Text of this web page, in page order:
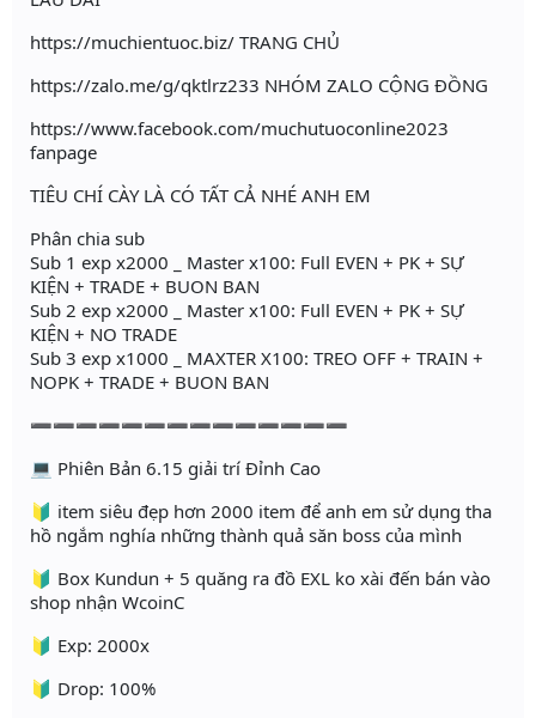
https://muchientuoc.biz/ TRANG CHỦ
https://zalo.me/g/qktlrz233 NHÓM ZALO CỘNG ĐỒNG
https://www.facebook.com/muchutuoconline2023
fanpage
TIÊU CHÍ CÀY LÀ CÓ TẤT CẢ NHÉ ANH EM
Phân chia sub
Sub 1 exp x2000 _ Master x100: Full EVEN + PK + SỰ
KIỆN + TRADE + BUON BAN
Sub 2 exp x2000 _ Master x100: Full EVEN + PK + SỰ
KIỆN + NO TRADE
Sub 3 exp x1000 _ MAXTER X100: TREO OFF + TRAIN +
NOPK + TRADE + BUON BAN
➖➖➖➖➖➖➖➖➖➖➖➖➖➖
💻 Phiên Bản 6.15 giải trí Đỉnh Cao
🔰 item siêu đẹp hơn 2000 item để anh em sử dụng tha
hồ ngắm nghía những thành quả săn boss của mình
🔰 Box Kundun + 5 quăng ra đồ EXL ko xài đến bán vào
shop nhận WcoinC
🔰 Exp: 2000x
🔰 Drop: 100%